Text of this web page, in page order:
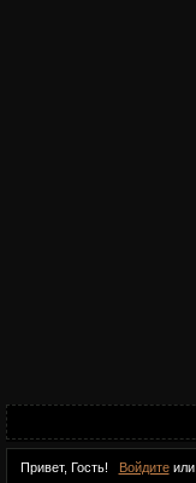
Привет, Гость! Войдитеили